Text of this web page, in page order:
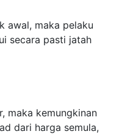
awal, maka pelaku
secara pasti jatah
maka kemungkinan
dari harga semula,